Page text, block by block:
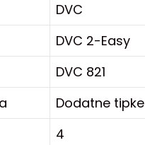
DVC
DVC 2-Easy
DVC 821
Dodatne tipke
4